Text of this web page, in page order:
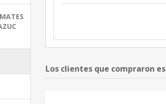
Los clientes que compraron